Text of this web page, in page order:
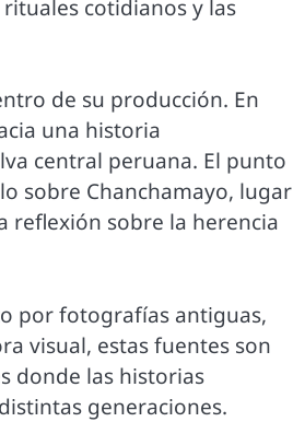
cotidianos y las
de su producción. En
una historia
central peruana. El punto
sobre Chanchamayo, lugar
reflexión sobre la herencia
por fotografías antiguas,
visual, estas fuentes son
donde las historias
generaciones.